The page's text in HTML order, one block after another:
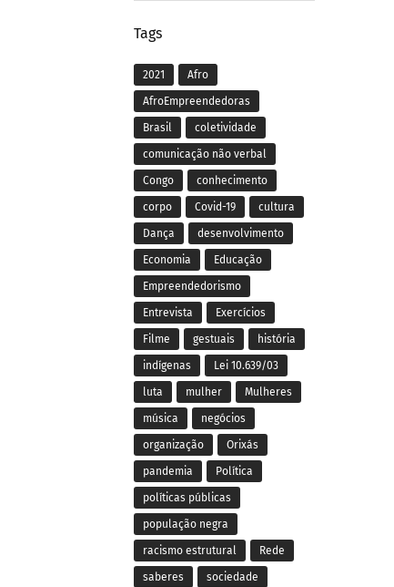
Tags
2021 Afro
AfroEmpreendedoras
Brasil coletividade
comunicação não verbal
Congo conhecimento
corpo Covid-19 cultura
Dança desenvolvimento
Economia Educação
Empreendedorismo
Entrevista Exercícios
Filme gestuais história
indígenas Lei 10.639/03
luta mulher Mulheres
música negócios
organização Orixás
pandemia Política
políticas públicas
população negra
racismo estrutural Rede
saberes sociedade